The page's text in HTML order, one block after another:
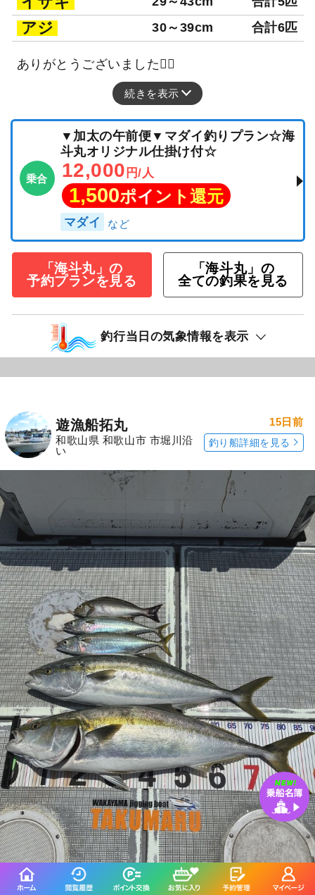
イサギ 29～43cm 合計5匹
アジ 30～39cm 合計6匹
続きを表示
乗合
▼加太の午前便▼マダイ釣りプラン☆海
斗丸オリジナル仕掛け付☆
12,000円/人
1,500ポイント還元
「海斗丸」の
予約プランを見る
「海斗丸」の
全ての釣果を見る
遊漁船拓丸
和歌山県 和歌山市 市堀川沿
15日前